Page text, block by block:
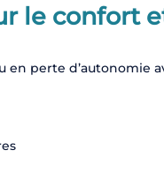
le confort
en perte d’autonomie